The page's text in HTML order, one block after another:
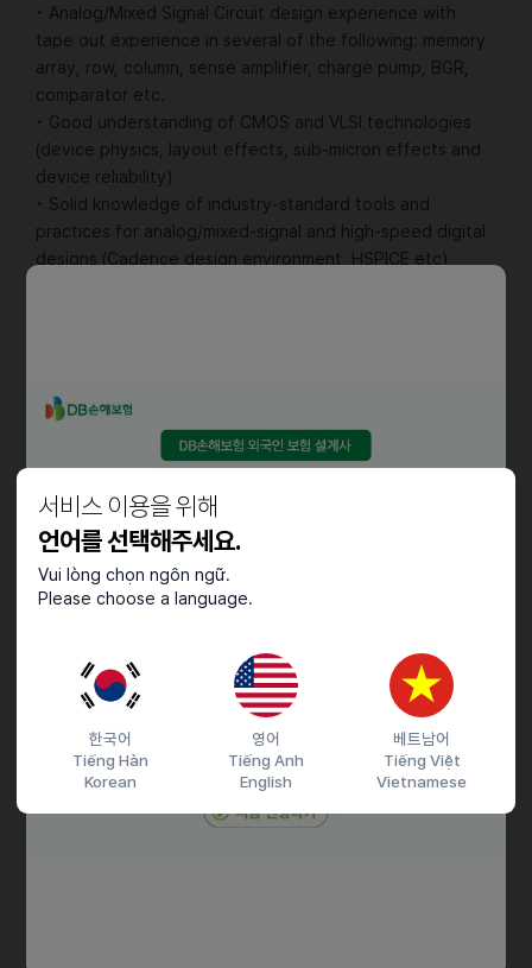
서비스 이용을 위해
언어를 선택해주세요.
Vui lòng chọn ngôn ngữ.
Please choose a language.
한국어
Tiếng Hàn
Korean
영어
Tiếng Anh
English
베트남어
Tiếng Việt
Vietnamese
• Analog/Mixed Signal Circuit design experience with
tape out experience in several of the following: memory
array, row, column, sense amplifier, charge pump, BGR,
comparator etc.
• Good understanding of CMOS and VLSI technologies
(device physics, layout effects, sub-micron effects and
device reliability)
• Solid knowledge of industry-standard tools and
practices for analog/mixed-signal and high-speed digital
designs (Cadence design environment, HSPICE etc)
for documentation and reporting
Education and Experience
related disciplines
• Experience Required: 8+ Years
근로조건
• 업무 역량 향상을 위해 교육비를 무제한 지원합니다.
• 분 단위로 운영되는 8~10시 시차출퇴근제로 출근 시간을 여유롭게!
• 맛있는 점심 식사를 제공합니다. 늦게까지 열일할 땐 더 맛있는 저녁
식사도 책임집니다.
• 먹고 싶은 간식과 음료를 무한 제공해 드려요.